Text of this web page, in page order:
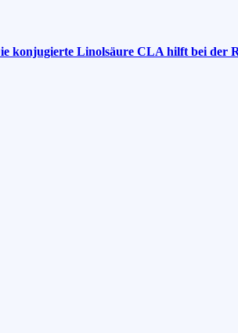
konjugierte Linolsäure CLA hilft bei der